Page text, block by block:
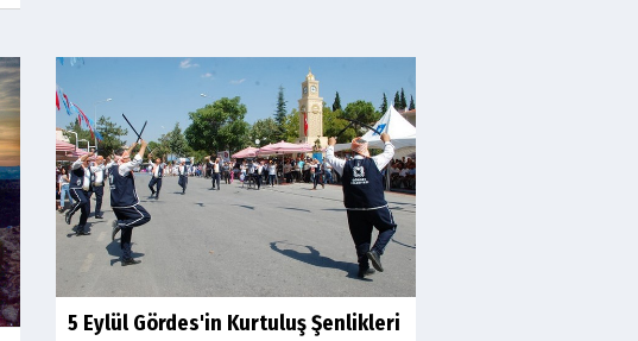
5 Eylül Gördes'in Kurtuluş Şenlikleri